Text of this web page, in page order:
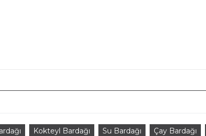
Kokteyl Bardağı Su Bardağı Çay Bardağı